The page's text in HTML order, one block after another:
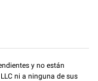
y no están
ni a ninguna de sus